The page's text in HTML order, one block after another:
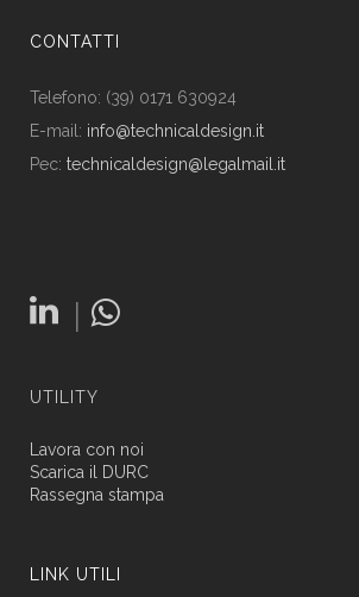
CONTATTI
Telefono: (39) 0171 630924
E-mail: info@technicaldesign.it
Pec: technicaldesign@legalmail.it
|
UTILITY
Lavora con noi
Scarica il DURC
Rassegna stampa
LINK UTILI